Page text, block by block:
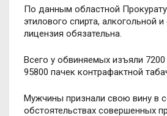
По данным областной
этилового спирта, алкогольной
лицензия обязательна.
Всего у обвиняемых изъяли
95800 пачек контрафактной
Мужчины признали свою вину в
обстоятельствах совершенных